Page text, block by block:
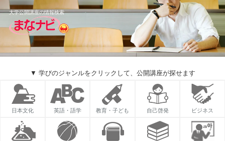
大学公開講座の情報検索
▼ 学びのジャンルをクリックして、公開講座が探せます
日本文化 英語・語学 教育・子ども 自己啓発 ビジネス